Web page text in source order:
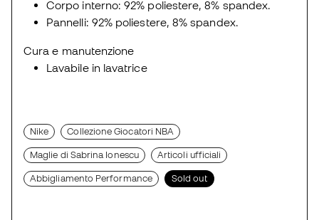
Corpo interno: 92% poliestere, 8% spandex.
Pannelli: 92% poliestere, 8% spandex.
Cura e manutenzione
Lavabile in lavatrice
Nike Collezione Giocatori NBA
Maglie di Sabrina Ionescu Articoli ufficiali
Abbigliamento Performance Sold out